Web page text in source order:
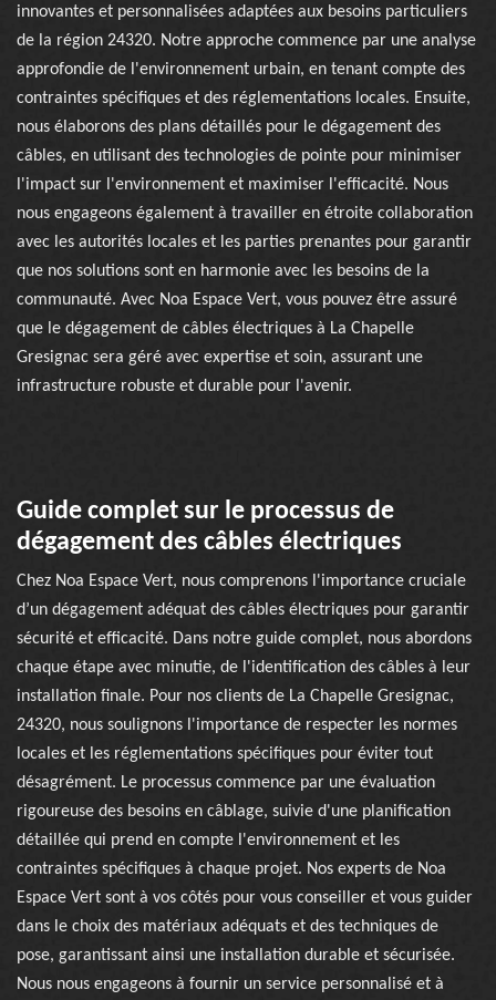
innovantes et personnalisées adaptées aux besoins particuliers
de la région 24320. Notre approche commence par une analyse
approfondie de l'environnement urbain, en tenant compte des
contraintes spécifiques et des réglementations locales. Ensuite,
nous élaborons des plans détaillés pour le dégagement des
câbles, en utilisant des technologies de pointe pour minimiser
l'impact sur l'environnement et maximiser l'efficacité. Nous
nous engageons également à travailler en étroite collaboration
avec les autorités locales et les parties prenantes pour garantir
que nos solutions sont en harmonie avec les besoins de la
communauté. Avec Noa Espace Vert, vous pouvez être assuré
que le dégagement de câbles électriques à La Chapelle
Gresignac sera géré avec expertise et soin, assurant une
infrastructure robuste et durable pour l'avenir.
Guide complet sur le processus de
dégagement des câbles électriques
Chez Noa Espace Vert, nous comprenons l'importance cruciale
d’un dégagement adéquat des câbles électriques pour garantir
sécurité et efficacité. Dans notre guide complet, nous abordons
chaque étape avec minutie, de l'identification des câbles à leur
installation finale. Pour nos clients de La Chapelle Gresignac,
24320, nous soulignons l'importance de respecter les normes
locales et les réglementations spécifiques pour éviter tout
désagrément. Le processus commence par une évaluation
rigoureuse des besoins en câblage, suivie d'une planification
détaillée qui prend en compte l'environnement et les
contraintes spécifiques à chaque projet. Nos experts de Noa
Espace Vert sont à vos côtés pour vous conseiller et vous guider
dans le choix des matériaux adéquats et des techniques de
pose, garantissant ainsi une installation durable et sécurisée.
Nous nous engageons à fournir un service personnalisé et à